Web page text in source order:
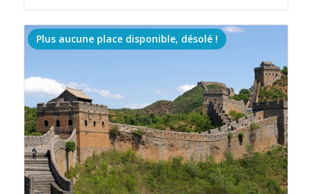
Plus aucune place disponible, désolé !